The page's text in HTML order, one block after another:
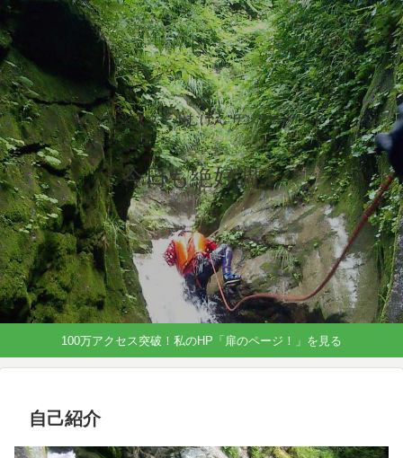
パソコンスクールむげん サンプルサイト
今日も絶好調！
100万アクセス突破！私のHP「扉のページ！」を見る
自己紹介